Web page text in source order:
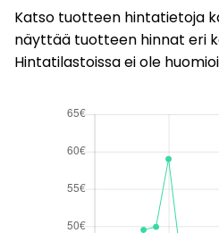
Katso tuotteen hintatietoja
näyttää tuotteen hinnat eri
Hintatilastoissa ei ole